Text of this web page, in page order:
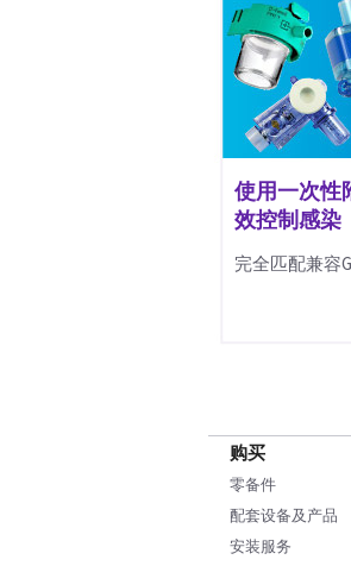
使用一次性
效控制感染
完全匹配兼容
购买
零备件
配套设备及产品
安装服务